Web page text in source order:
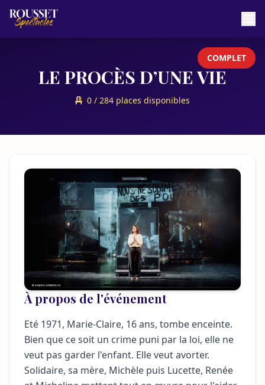
COMPLET
LE PROCÈS D’UNE VIE
0 / 284 places disponibles
À propos de l'événement
Eté 1971, Marie-Claire, 16 ans, tombe enceinte.
Bien que ce soit un crime puni par la loi, elle ne
veut pas garder l'enfant. Elle veut avorter.
Solidaire, sa mère, Michèle puis Lucette, Renée